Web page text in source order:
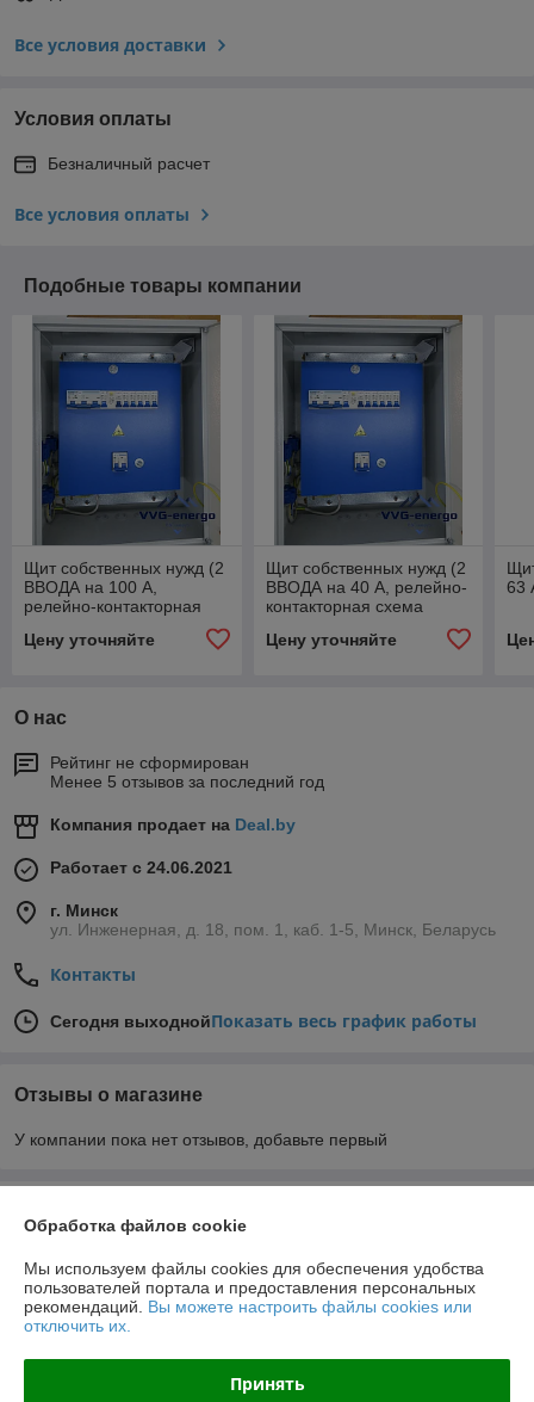
Все условия доставки
Условия оплаты
Безналичный расчет
Все условия оплаты
Подобные товары компании
Щит собственных нужд (2
ВВОДА на 100 А,
релейно-контакторная
Цену уточняйте
Щит собственных нужд (2
ВВОДА на 40 А, релейно-
контакторная схема
Цену уточняйте
63
О нас
Рейтинг не сформирован
Менее 5 отзывов за последний год
Компания продает на Deal.by
Работает с 24.06.2021
г. Минск
ул. Инженерная, д. 18, пом. 1, каб. 1-5, Минск, Беларусь
Контакты
Сегодня выходнойПоказать весь график работы
Отзывы о магазине
У компании пока нет отзывов, добавьте первый
Контакты
Доставка и оплата
Обработка файлов cookie
Мы используем файлы cookies для обеспечения удобства
пользователей портала и предоставления персональных
рекомендаций. Вы можете настроить файлы cookies или
отключить их.
Принять